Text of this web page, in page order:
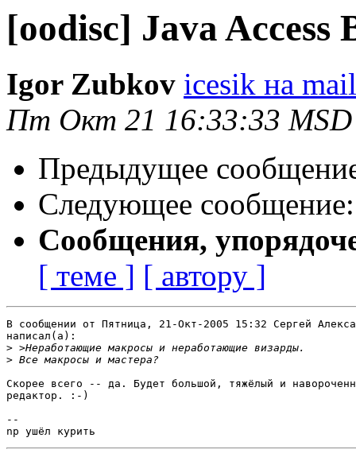
[oodisc] Java Access
Igor Zubkov icesik на
Пт Окт 21 16:33:33 MSD
Предыдущее
Следующее
Сообщения,
[ теме ] [ автору ]
В сообщении от Пятница, 21-Окт-2005 15:32 Сергей
написал(a):
>
>
Скорее всего -- да. Будет большой, тяжёлый и
редактор. :-)
--